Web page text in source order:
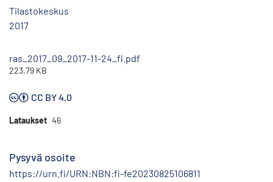
Tilastokeskus
2017
ras_2017_09_2017-11-24_fi.pdf
223.79 KB
CC BY 4.0
Lataukset 46
Pysyvä osoite
https://urn.fi/URN:NBN:fi-fe20230825106811